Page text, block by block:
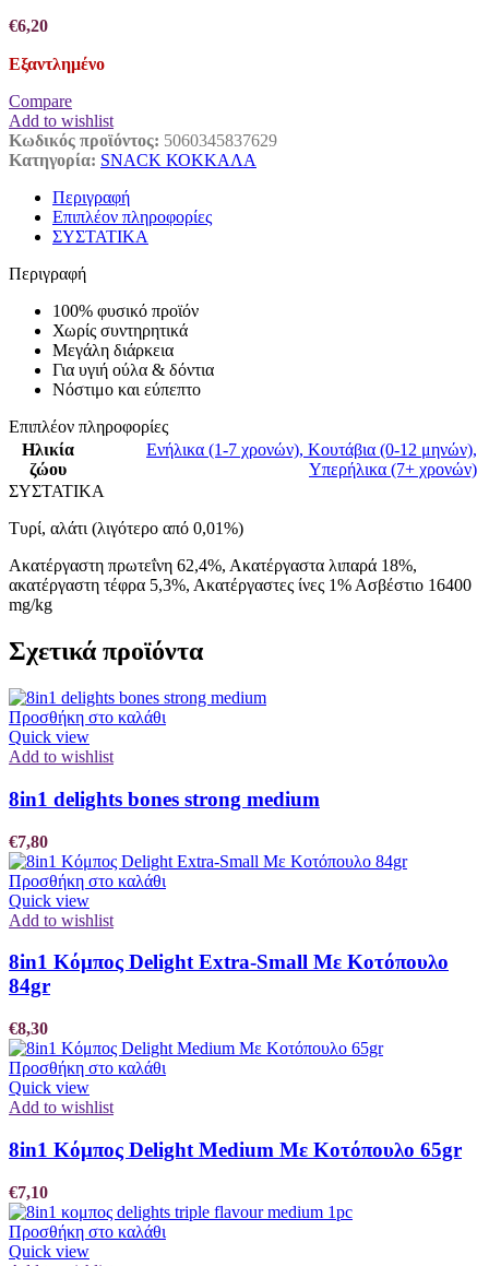
€6,20
Εξαντλημένο
Compare
Add to wishlist
Κωδικός προϊόντος: 5060345837629
Κατηγορία: SNACK ΚΟΚΚΑΛΑ
Περιγραφή
Επιπλέον πληροφορίες
ΣΥΣΤΑΤΙΚΑ
Περιγραφή
100% φυσικό προϊόν
Χωρίς συντηρητικά
Μεγάλη διάρκεια
Για υγιή ούλα & δόντια
Νόστιμο και εύπεπτο
Επιπλέον πληροφορίες
Ηλικία
ζώου
Ενήλικα (1-7 χρονών), Κουτάβια (0-12 μηνών),
Υπερήλικα (7+ χρονών)
ΣΥΣΤΑΤΙΚΑ
Τυρί, αλάτι (λιγότερο από 0,01%)
Ακατέργαστη πρωτεΐνη 62,4%, Ακατέργαστα λιπαρά 18%,
ακατέργαστη τέφρα 5,3%, Ακατέργαστες ίνες 1% Ασβέστιο 16400
mg/kg
Σχετικά προϊόντα
Προσθήκη στο καλάθι
Quick view
Add to wishlist
8in1 delights bones strong medium
€7,80
Προσθήκη στο καλάθι
Quick view
Add to wishlist
8in1 Κόμπος Delight Extra-Small Με Κοτόπουλο
84gr
€8,30
Προσθήκη στο καλάθι
Quick view
Add to wishlist
8in1 Κόμπος Delight Medium Με Κοτόπουλο 65gr
€7,10
Προσθήκη στο καλάθι
Quick view